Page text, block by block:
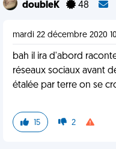
doubleK 48
mardi 22 décembre 2020
bah il ira d'abord
réseaux sociaux avant
étalée par terre on se
15 2